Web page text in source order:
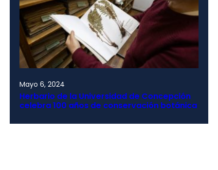
Mayo 6, 2024
Herbario de la Universidad de Concepción
celebra 100 años de conservación botánica